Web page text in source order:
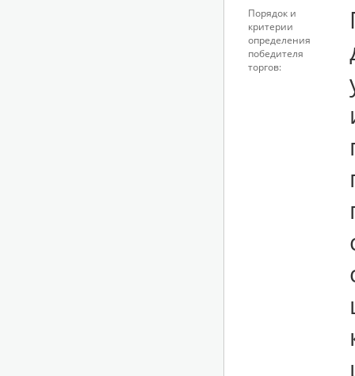
Порядок и
критерии
определения
победителя
торгов: